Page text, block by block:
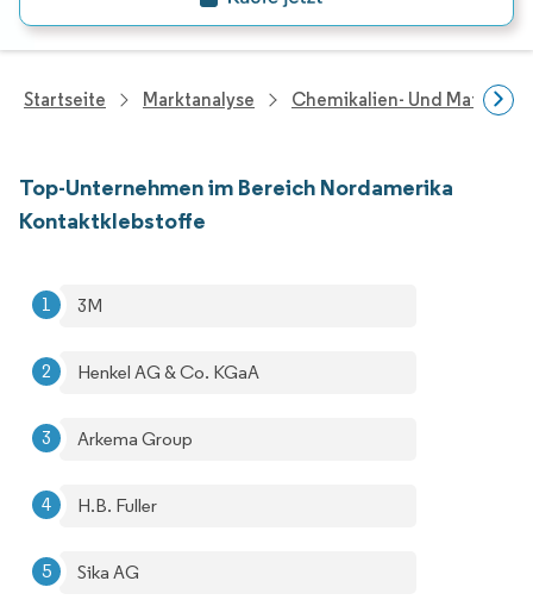
Startseite Marktanalyse Chemikalien- Und
Top-Unternehmen im Bereich Nordamerika
Kontaktklebstoffe
3M
Henkel AG & Co. KGaA
Arkema Group
H.B. Fuller
Sika AG